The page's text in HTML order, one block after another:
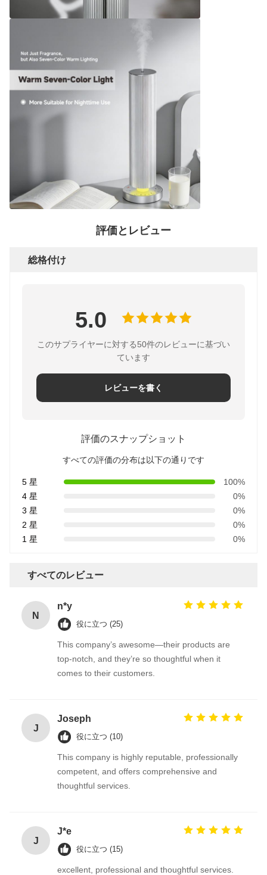
評価とレビュー
総格付け
5.0
このサプライヤーに対する50件のレビューに基づい
ています
レビューを書く
評価のスナップショット
すべての評価の分布は以下の通りです
5 星
100%
4 星
0%
3 星
0%
2 星
0%
1 星
0%
すべてのレビュー
N
n*y
役に立つ (25)
This company’s awesome—their products are
top-notch, and they’re so thoughtful when it
comes to their customers.
J
Joseph
役に立つ (10)
This company is highly reputable, professionally
competent, and offers comprehensive and
thoughtful services.
J
J*e
役に立つ (15)
excellent, professional and thoughtful services.